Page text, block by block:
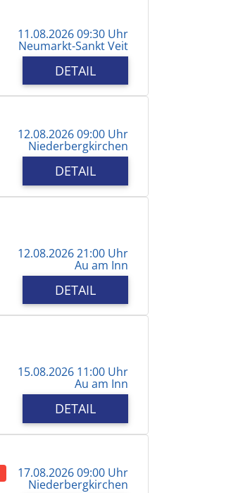
11.08.2026 09:30 Uhr
Neumarkt-Sankt Veit
DETAIL
12.08.2026 09:00 Uhr
Niederbergkirchen
DETAIL
12.08.2026 21:00 Uhr
Au am Inn
DETAIL
15.08.2026 11:00 Uhr
Au am Inn
DETAIL
17.08.2026 09:00 Uhr
Niederbergkirchen